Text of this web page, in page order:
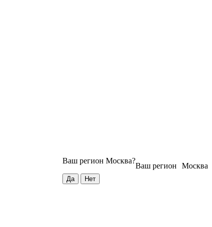
Москва
Ваш регион
Ваш регион Москва?